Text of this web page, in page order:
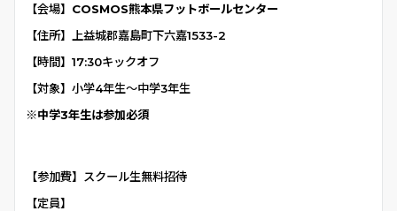
【会場】 COSMOS熊本県フットボールセンター
【住所】上益城郡嘉島町下六嘉1533-2
【時間】17:30キックオフ
【対象】小学4年生〜中学3年生
※中学3年生は参加必須
【参加費】
スクール生無料招待
【定員】